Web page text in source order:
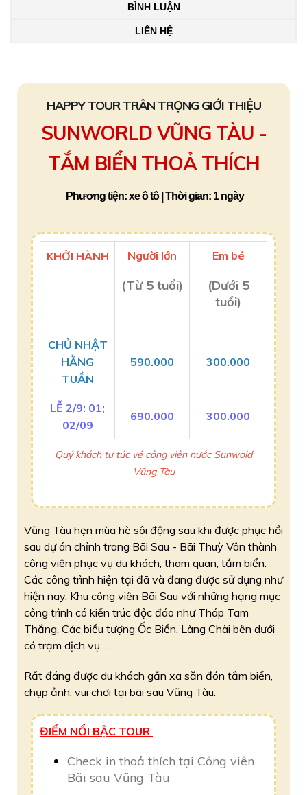
BÌNH LUẬN
LIÊN HỆ
HAPPY TOUR TRÂN TRỌNG GIỚI THIỆU
SUNWORLD VŨNG TÀU -
TẮM BIỂN THOẢ THÍCH
Phương tiện: xe ô tô | Thời gian: 1 ngày
KHỞI HÀNH Người lớn
(Từ 5 tuổi)
Em bé
(Dưới 5
tuổi)
CHỦ NHẬT
HẰNG
TUẦN
590.000 300.000
LỄ 2/9: 01;
02/09
690.000 300.000
Quý khách tự túc vé công viên nước Sunwold
Vũng Tàu
Vũng Tàu hẹn mùa hè sôi động sau khi được phục hồi
sau dự án chỉnh trang Bãi Sau - Bãi Thuỳ Vân thành
công viên phục vụ du khách, tham quan, tắm biển.
Các công trình hiện tại đã và đang được sử dụng như
hiện nay. Khu công viên Bãi Sau với những hạng mục
công trình có kiến trúc độc đáo như Tháp Tam
Thắng, Các biểu tượng Ốc Biển, Làng Chài bên dưới
có trạm dịch vụ,...
Rất đáng được du khách gần xa săn đón tắm biển,
chụp ảnh, vui chơi tại bãi sau Vũng Tàu.
ĐIỂM NỔI BẬC TOUR
Check in thoả thích tại Công viên
Bãi sau Vũng Tàu